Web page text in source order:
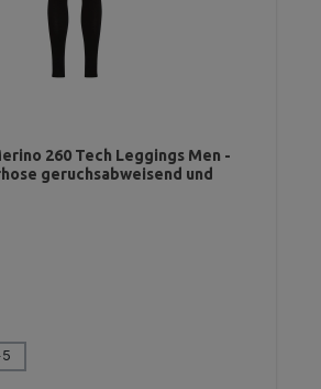
260 Tech Leggings Men -
geruchsabweisend und
zurzeit nicht verfügbar.)
5